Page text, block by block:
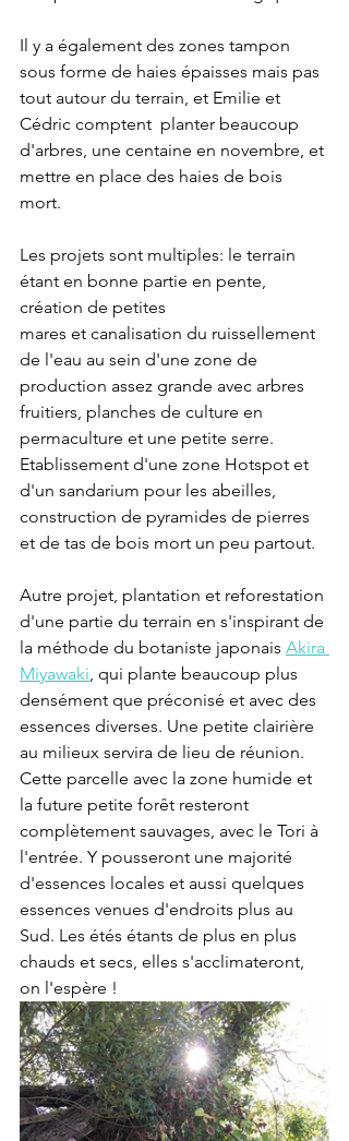
Il y a également des zones tampon
sous forme de haies épaisses mais pas
tout autour du terrain, et Emilie et
Cédric comptent  planter beaucoup
d'arbres, une centaine en novembre, et
mettre en place des haies de bois
mort.
Les projets sont multiples: le terrain
étant en bonne partie en pente,
création de petites
mares et canalisation du ruissellement
de l'eau au sein d'une zone de
production assez grande avec arbres
fruitiers, planches de culture en
permaculture et une petite serre.
Etablissement d'une zone Hotspot et
d'un sandarium pour les abeilles,
construction de pyramides de pierres
et de tas de bois mort un peu partout.
Autre projet, plantation et reforestation
d'une partie du terrain en s'inspirant de
la méthode du botaniste japonais Akira
Miyawaki, qui plante beaucoup plus
densément que préconisé et avec des
essences diverses. Une petite clairière
au milieux servira de lieu de réunion.
Cette parcelle avec la zone humide et
la future petite forêt resteront
complètement sauvages, avec le Tori à
l'entrée. Y pousseront une majorité
d'essences locales et aussi quelques
essences venues d'endroits plus au
Sud. Les étés étants de plus en plus
chauds et secs, elles s'acclimateront,
on l'espère !